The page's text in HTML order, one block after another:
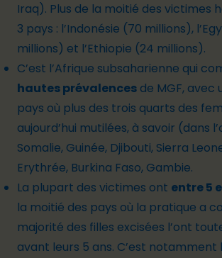
Iraq). Plus de la moitié des victimes
3 pays : l’Indonésie (70 millions),
millions) et l’Ethiopie (24 millions).
C’est l’Afrique subsaharienne qui
hautes prévalences de MGF, avec
pays où plus des trois quarts des
aujourd’hui mutilées, à savoir (dans
Somalie, Guinée, Djibouti, Sierra
Erythrée, Burkina Faso, Gambie.
La plupart des victimes ont entre 5
la moitié des pays où la pratique a
majorité des filles excisées l’ont
avant leurs 5 ans. C’est notamment